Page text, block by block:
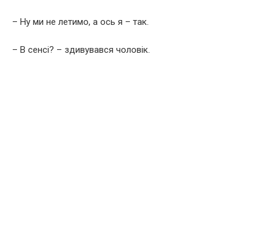
– Ну ми не летимо, а ось я – так.
– В сенсі? – здивувався чоловік.